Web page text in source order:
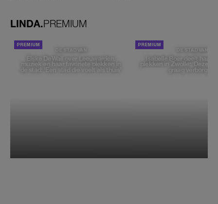
LINDA.PREMIUM
DE STAD VAN
Elske DeWall over Leeuwarden,
muziek en haar favoriete plekken in
de stad: 'Een stad die voelt als thuis'
DE STAD VAN
Isabelle Boer deelt haar
plekken in Zwolle: 'Deze
graag verborgen'